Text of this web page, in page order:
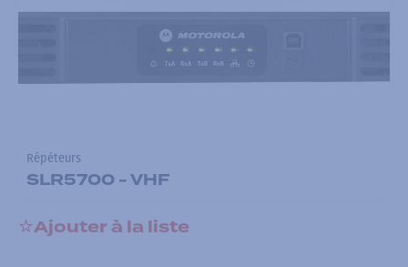
Répéteurs
SLR5700 - VHF
Ajouter à la liste